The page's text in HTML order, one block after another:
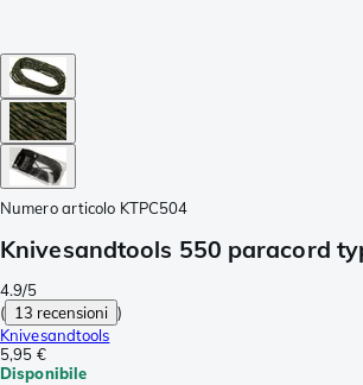
Numero articolo KTPC504
Knivesandtools 550 paracord
4.9/5
( 13 recensioni )
Knivesandtools
5,95 €
Disponibile